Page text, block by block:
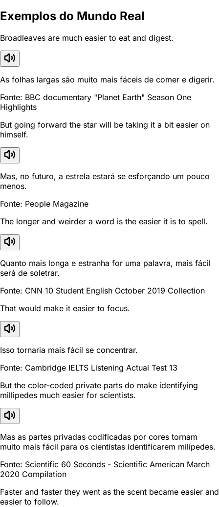
Exemplos do Mundo Real
Broadleaves are much easier to eat and digest.
As folhas largas são muito mais fáceis de comer e digerir.
Fonte: BBC documentary "Planet Earth" Season One
Highlights
But going forward the star will be taking it a bit easier on
himself.
Mas, no futuro, a estrela estará se esforçando um pouco
menos.
Fonte: People Magazine
The longer and weirder a word is the easier it is to spell.
Quanto mais longa e estranha for uma palavra, mais fácil
será de soletrar.
Fonte: CNN 10 Student English October 2019 Collection
That would make it easier to focus.
Isso tornaria mais fácil se concentrar.
Fonte: Cambridge IELTS Listening Actual Test 13
But the color-coded private parts do make identifying
millipedes much easier for scientists.
Mas as partes privadas codificadas por cores tornam
muito mais fácil para os cientistas identificarem milípedes.
Fonte: Scientific 60 Seconds - Scientific American March
2020 Compilation
Faster and faster they went as the scent became easier and
easier to follow.